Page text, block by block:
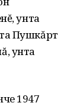
унта
Пушкăрт
унта
1947